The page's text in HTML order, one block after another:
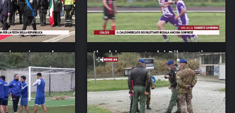
per la
Il calciomercato dei Dilettanti
regala ancora sorprese
24 luglio 2023